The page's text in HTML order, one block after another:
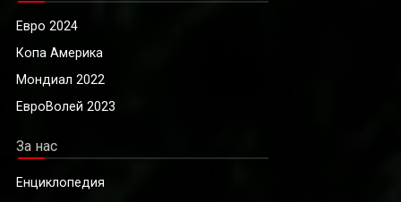
Евро 2024
Копа Америка
Мондиал 2022
ЕвроВолей 2023
За нас
Енциклопедия